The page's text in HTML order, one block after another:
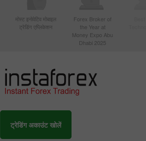
मोस्ट इनोवेटिव मोबाइल
ट्रेडिंग एप्लिकेशन
Forex Broker of
the Year at
Money Expo Abu
Dhabi 2025
ट्रेडिंग अकाउंट खोलें